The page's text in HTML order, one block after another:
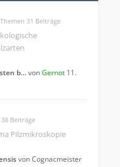
31 Beiträge
b… vonGernot 11.
Beiträge
Pilzmikroskopie
vonCognacmeister